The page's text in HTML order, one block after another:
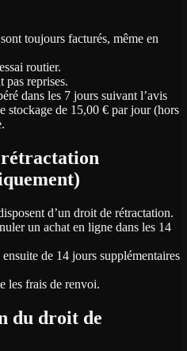
toujours facturés, même en
routier.
pas reprises.
dans les 7 jours suivant l’avis
stockage de 15,00 € par jour (hors
d’un droit de rétractation.
un achat en ligne dans les 14
de 14 jours supplémentaires
les frais de renvoi.
du droit de